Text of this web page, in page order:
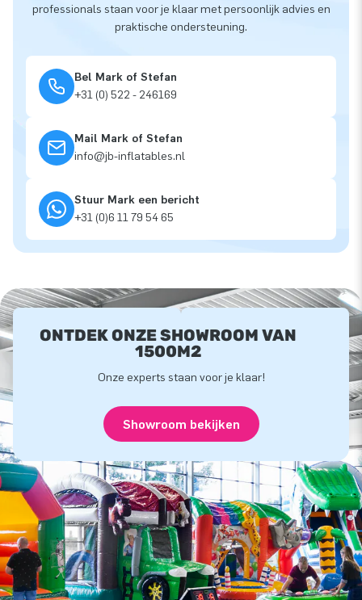
professionals staan voor je klaar met persoonlijk advies en
praktische ondersteuning.
Bel Mark of Stefan
+31 (0) 522 - 246169
Mail Mark of Stefan
info@jb-inflatables.nl
Stuur Mark een bericht
+31 (0)6 11 79 54 65
ONTDEK ONZE SHOWROOM VAN
1500M2
Onze experts staan voor je klaar!
Showroom bekijken